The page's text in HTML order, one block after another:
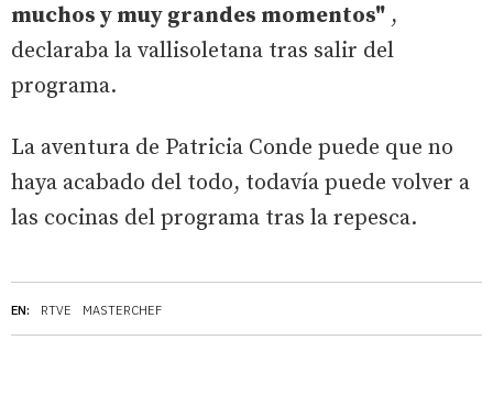
EN: RTVE MASTERCHEF
muchos y muy grandes momentos" ,
declaraba la vallisoletana tras salir del
programa.
La aventura de Patricia Conde puede que no
haya acabado del todo, todavía puede volver a
las cocinas del programa tras la repesca.